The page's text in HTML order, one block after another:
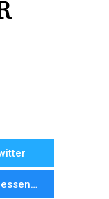
Messenger